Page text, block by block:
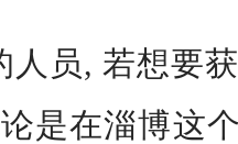
人员, 若想要
是在淄博这